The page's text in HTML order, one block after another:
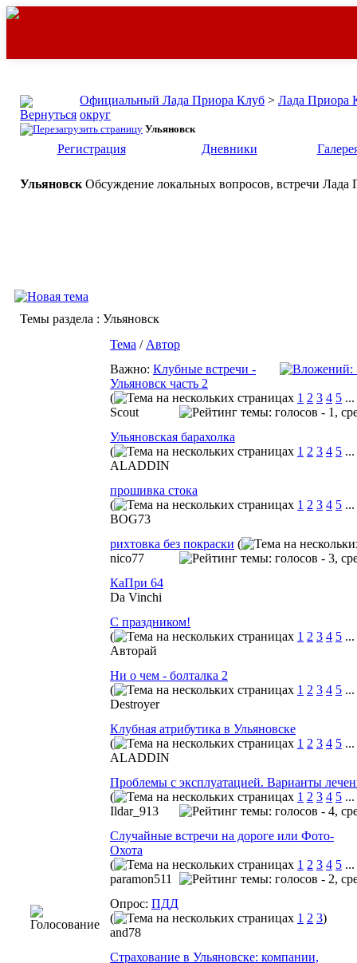
Официальный Лада Приора Клуб > Лада Приора
округ
Ульяновск
Регистрация Дневники
Ульяновск Обсуждение локальных вопросов, встречи Лада
Темы раздела : Ульяновск
Тема / Автор
Важно: Клубные встречи -
Ульяновск часть 2
(
1 2 3 4 5 ...
Scout
Ульяновская барахолка
(
1 2 3 4 5 ...
ALADDIN
прошивка стока
(
1 2 3 4 5 ...
BOG73
рихтовка без покраски (
nico77
КаПри 64
Da Vinchi
С праздником!
(
1 2 3 4 5 ...
Авторай
Ни о чем - болталка 2
(
1 2 3 4 5 ...
Destroyer
Клубная атрибутика в Ульяновске
(
1 2 3 4 5 ...
ALADDIN
Проблемы с эксплуатацией. Варианты
(
1 2 3 4 5 ...
Ildar_913
Случайные встречи на дороге или Фото-
Охота
(
1 2 3 4 5 ...
paramon511
Опрос: ПДД
(
1 2 3)
and78
Страхование в Ульяновске: компании,